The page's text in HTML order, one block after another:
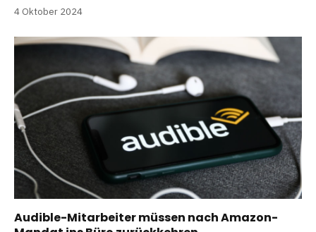
4 Oktober 2024
Audible-Mitarbeiter müssen nach Amazon-